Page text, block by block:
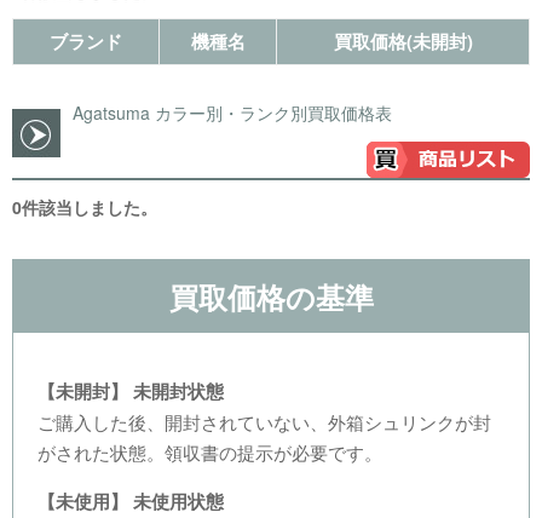
ブランド 機種名 買取価格(未開封)
Agatsuma カラー別・ランク別買取価格表
0件該当しました。
買取価格の基準
【未開封】 未開封状態
ご購入した後、開封されていない、外箱シュリンクが封
がされた状態。領収書の提示が必要です。
【未使用】 未使用状態